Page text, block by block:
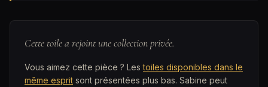
Cette toile a rejoint une collection privée.
Vous aimez cette pièce ? Lestoiles disponibles dans le
même esprit sont présentées plus bas. Sabine peut